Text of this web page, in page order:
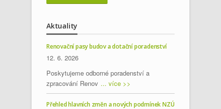
Aktuality
Renovační pasy budov a dotační poradenství
12. 6. 2026
Poskytujeme odborné poradenství a
zpracování Renov ... více >>
Přehled hlavních změn a nových podmínek NZÚ